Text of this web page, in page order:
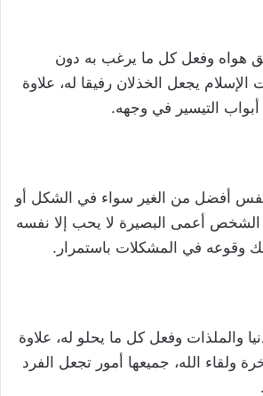
هواه وفعل كل ما يرغب به دون
الإسلام يجعل الخذلان رفيقا له، علاوة
التيسير في وجهه.
أفضل من الغير سواء في الشكل أو
الشخص أعمى البصيرة لا يحب إلا نفسه
وقوعه في المشكلات باستمرار.
والملذات وفعل كل ما يحلو له، علاوة
ولقاء الله، جميعها أمور تجعل الفرد